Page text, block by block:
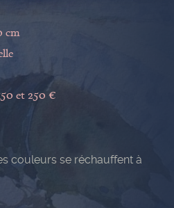
cm
et 250 €
couleurs se réchauffent à